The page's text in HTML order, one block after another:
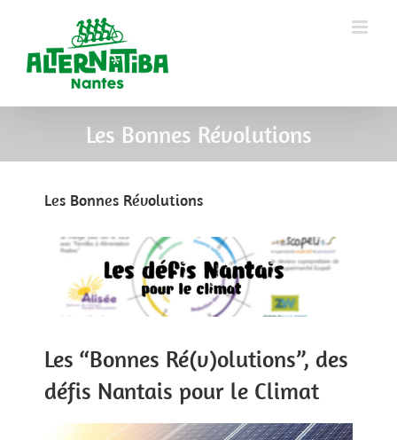
Les Bonnes Révolutions
Les Bonnes Révolutions
View
Image
Les “Bonnes Ré(v)olutions”, des
défis Nantais pour le Climat